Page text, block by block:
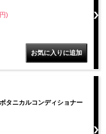
)
タニカルコンディショナー